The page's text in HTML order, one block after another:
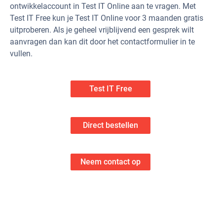
ontwikkelaccount in Test IT Online aan te vragen. Met
Test IT Free kun je Test IT Online voor 3 maanden gratis
uitproberen. Als je geheel vrijblijvend een gesprek wilt
aanvragen dan kan dit door het contactformulier in te
vullen.
Test IT Free
Direct bestellen
Neem contact op